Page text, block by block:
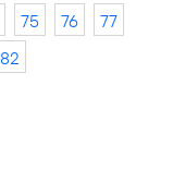
75 76
77
82